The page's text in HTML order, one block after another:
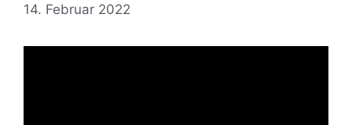
14. Februar 2022